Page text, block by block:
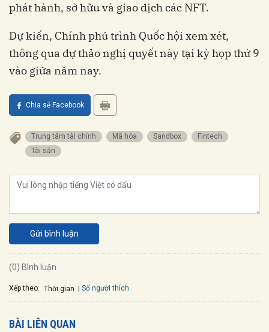
phát hành, sở hữu và giao dịch các NFT.
Dự kiến, Chính phủ trình Quốc hội xem xét,
thông qua dự thảo nghị quyết này tại kỳ họp thứ 9
vào giữa năm nay.
Chia sẻ Facebook
trung tâm tài chính mã hóa sandbox
fintech
tài sản
Gửi bình luận
(0) Bình luận
Xếp theo: Thời gian Số người thích
BÀI LIÊN QUAN